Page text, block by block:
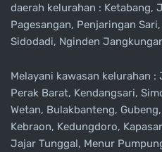
daerah kelurahan : Ketabang,
Pagesangan, Penjaringan
Sidodadi, Nginden
Melayani kawasan kelurahan
Perak Barat, Kendangsari,
Wetan, Bulakbanteng,
Kebraon, Kedungdoro,
Jajar Tunggal, Menur